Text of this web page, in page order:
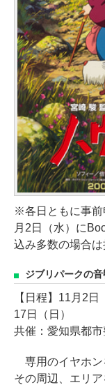
※各日ともに事前
月2日（水）に
込み多数の場合は
ジブリパークの
【日程】11月2
17日（日）
共催：愛知県都
専用のイヤホン
その周辺、エリ